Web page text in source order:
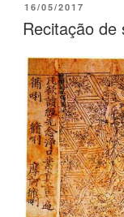
16/05/2017
Recitação